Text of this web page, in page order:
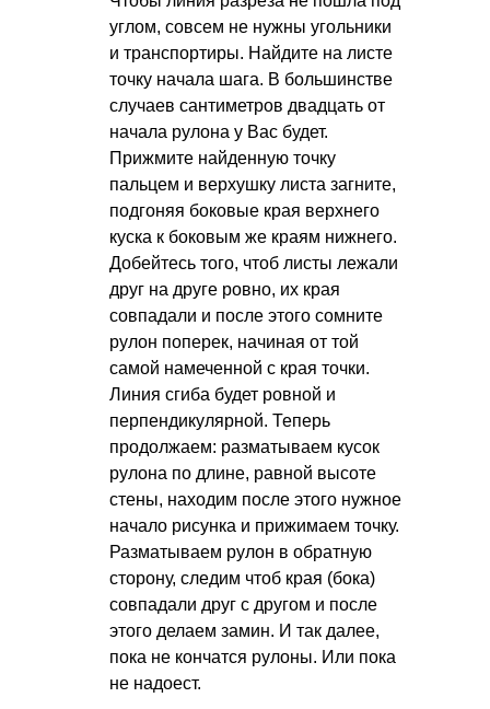
углом, совсем не нужны угольники
и транспортиры. Найдите на листе
точку начала шага. В большинстве
случаев сантиметров двадцать от
начала рулона у Вас будет.
Прижмите найденную точку
пальцем и верхушку листа загните,
подгоняя боковые края верхнего
куска к боковым же краям нижнего.
Добейтесь того, чтоб листы лежали
друг на друге ровно, их края
совпадали и после этого сомните
рулон поперек, начиная от той
самой намеченной с края точки.
Линия сгиба будет ровной и
перпендикулярной. Теперь
продолжаем: разматываем кусок
рулона по длине, равной высоте
стены, находим после этого нужное
начало рисунка и прижимаем точку.
Разматываем рулон в обратную
сторону, следим чтоб края (бока)
совпадали друг с другом и после
этого делаем замин. И так далее,
пока не кончатся рулоны. Или пока
не надоест.